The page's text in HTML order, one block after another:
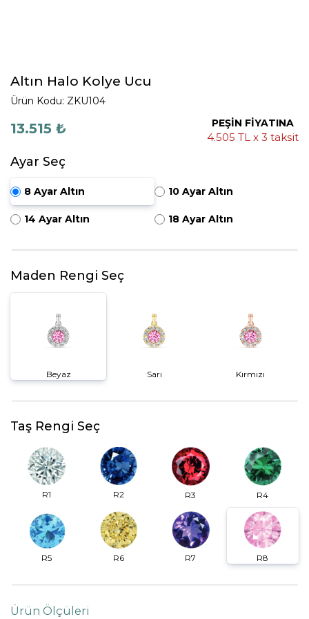
Altın Halo Kolye Ucu
Ürün Kodu: ZKU104
13.515 ₺ PEŞİN FİYATINA
4.505 TL x 3 taksit
Ayar Seç
8 Ayar Altın 10 Ayar Altın
14 Ayar Altın 18 Ayar Altın
Maden Rengi Seç
Beyaz Sarı Kırmızı
Taş Rengi Seç
R1 R2 R3 R4
R5 R6 R7 R8
Ürün Ölçüleri